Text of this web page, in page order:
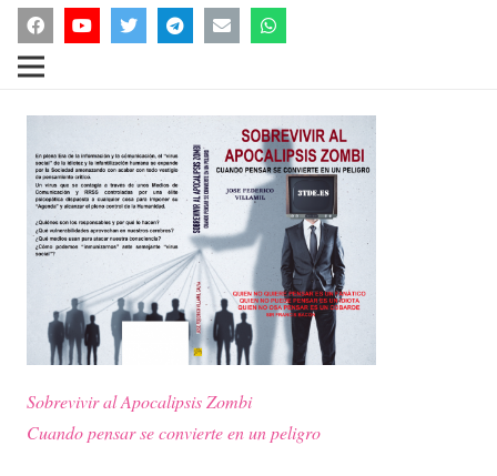
Sobrevivir al Apocalipsis Zombi
Cuando pensar se convierte en un peligro